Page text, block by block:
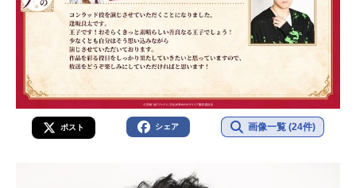
ポスト シェア 画像一覧 (24件)